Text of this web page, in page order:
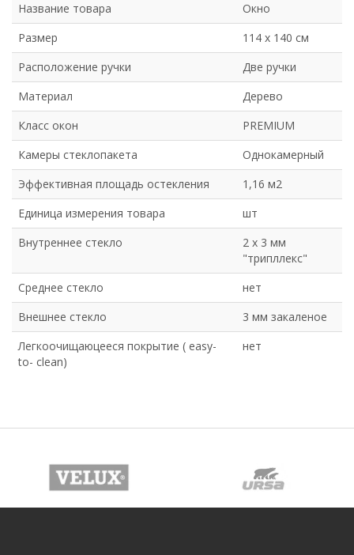
Название товара
Окно
Размер
114 х 140 см
Расположение ручки
Две ручки
Материал
Дерево
Класс окон
PREMIUM
Камеры стеклопакета
Однокамерный
Эффективная площадь остекления
1,16 м2
Единица измерения товара
шт
Внутреннее стекло
2 х 3 мм
"трипллекс"
Среднее стекло
нет
Внешнее стекло
3 мм закаленое
Легкоочищаюцееся покрытие ( easy-
to- clean)
нет